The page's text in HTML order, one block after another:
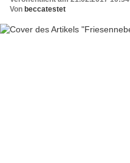
Von beccatestet